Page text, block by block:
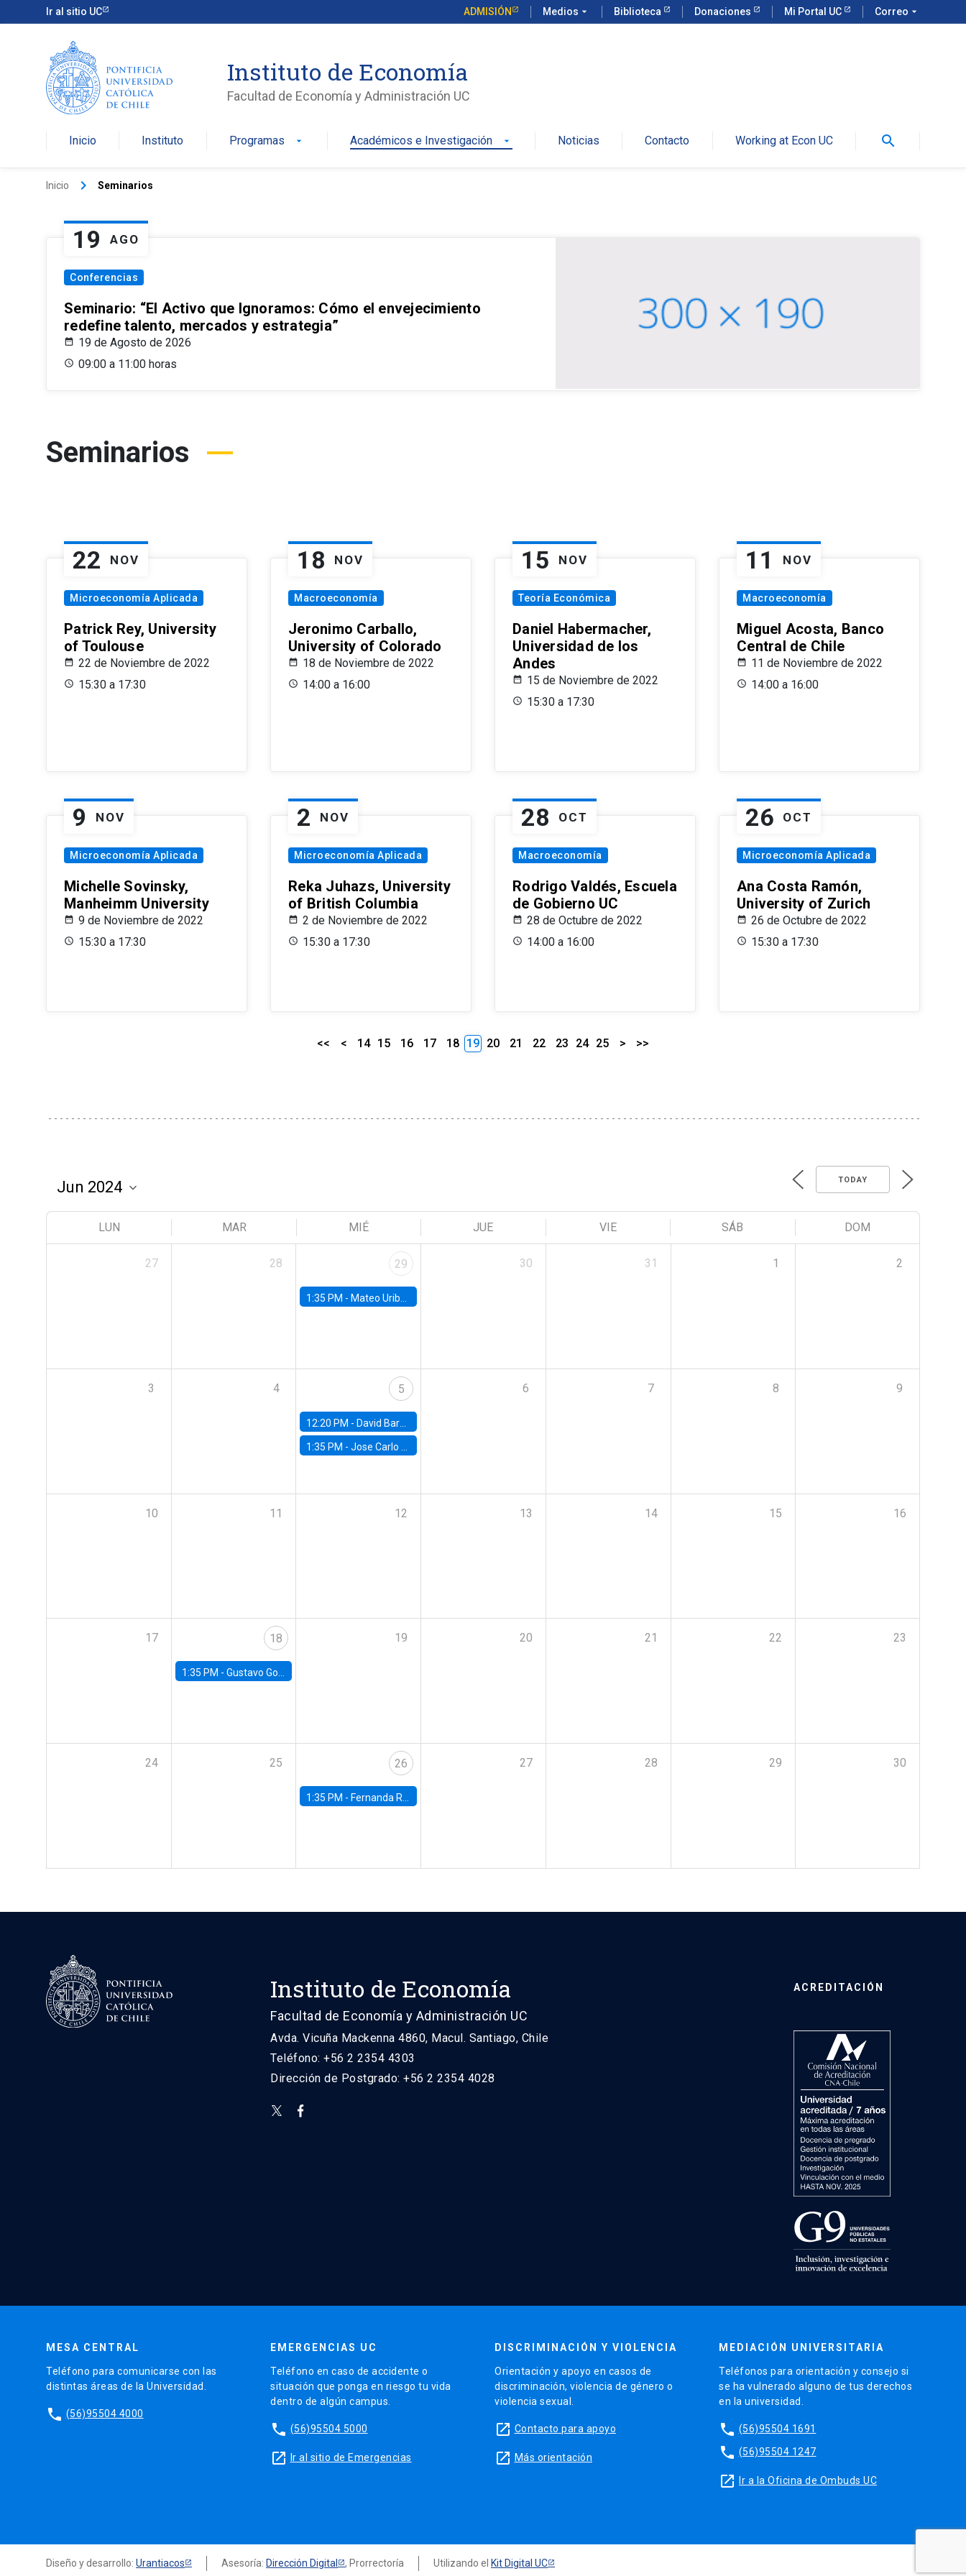
Ir al sitio UC ADMISIÓN Medios arrow_drop_down Biblioteca Donaciones Mi Portal UC Correo arrow_drop_down
Instituto de Economía
Facultad de Economía y Administración UC
Inicio Instituto Programas arrow_drop_down Académicos e Investigación arrow_drop_down Noticias Contacto Working at Econ UC search
Inicio keyboard_arrow_right Seminarios
19 AGO
Conferencias
Seminario: “El Activo que Ignoramos: Cómo el envejecimiento
redefine talento, mercados y estrategia”
19 de Agosto de 2026
09:00 a 11:00 horas
Seminarios
22 NOV
Microeconomía Aplicada
Patrick Rey, University
of Toulouse
22 de Noviembre de 2022
15:30 a 17:30
18 NOV
Macroeconomía
Jeronimo Carballo,
University of Colorado
18 de Noviembre de 2022
14:00 a 16:00
15 NOV
Teoría Económica
Daniel Habermacher,
Universidad de los
Andes
15 de Noviembre de 2022
15:30 a 17:30
11 NOV
Macroeconomía
Miguel Acosta, Banco
Central de Chile
11 de Noviembre de 2022
14:00 a 16:00
9 NOV
Microeconomía Aplicada
Michelle Sovinsky,
Manheimm University
9 de Noviembre de 2022
15:30 a 17:30
2 NOV
Microeconomía Aplicada
Reka Juhazs, University
of British Columbia
2 de Noviembre de 2022
15:30 a 17:30
28 OCT
Macroeconomía
Rodrigo Valdés, Escuela
de Gobierno UC
28 de Octubre de 2022
14:00 a 16:00
26 OCT
Microeconomía Aplicada
Ana Costa Ramón,
University of Zurich
26 de Octubre de 2022
15:30 a 17:30
<< < 14 15 16 17 18 19 20 21 22 23 24 25 > >>
TODAY
LUN MAR MIÉ JUE VIE SÁB DOM
27 28 29
1:35 PM - Mateo Uribe-Castro, Universidad de los Andes (Colombia)
30 31 1 2
3 4 5
12:20 PM - David Bardey, Universidad de los Andes - CEDE
1:35 PM -Jose Carlo Bermudez, UC (ME) & World Bank
6 7 8 9
10 11 12 13 14 15 16
17 18
1:35 PM - Gustavo González, Banco Central de Chile
19 20 21 22 23
24 25 26
1:35 PM - Fernanda Rojas Ampuero, University of Wisconsin-Madison
27 28 29 30
Instituto de Economía
Facultad de Economía y Administración UC
Avda. Vicuña Mackenna 4860, Macul. Santiago, Chile
Teléfono: +56 2 2354 4303
Dirección de Postgrado: +56 2 2354 4028
ACREDITACIÓN
MESA CENTRAL
Teléfono para comunicarse con las
distintas áreas de la Universidad.
phone (56)95504 4000
EMERGENCIAS UC
Teléfono en caso de accidente o
situación que ponga en riesgo tu vida
dentro de algún campus.
phone (56)95504 5000
launch Ir al sitio de Emergencias
DISCRIMINACIÓN Y VIOLENCIA
Orientación y apoyo en casos de
discriminación, violencia de género o
violencia sexual.
launch Contacto para apoyo
launch Más orientación
MEDIACIÓN UNIVERSITARIA
Teléfonos para orientación y consejo si
se ha vulnerado alguno de tus derechos
en la universidad.
phone (56)95504 1691
phone (56)95504 1247
launch Ir a la Oficina de Ombuds UC
Diseño y desarrollo: Urantiacos Asesoría: Dirección Digital , Prorrectoría Utilizando el Kit Digital UC